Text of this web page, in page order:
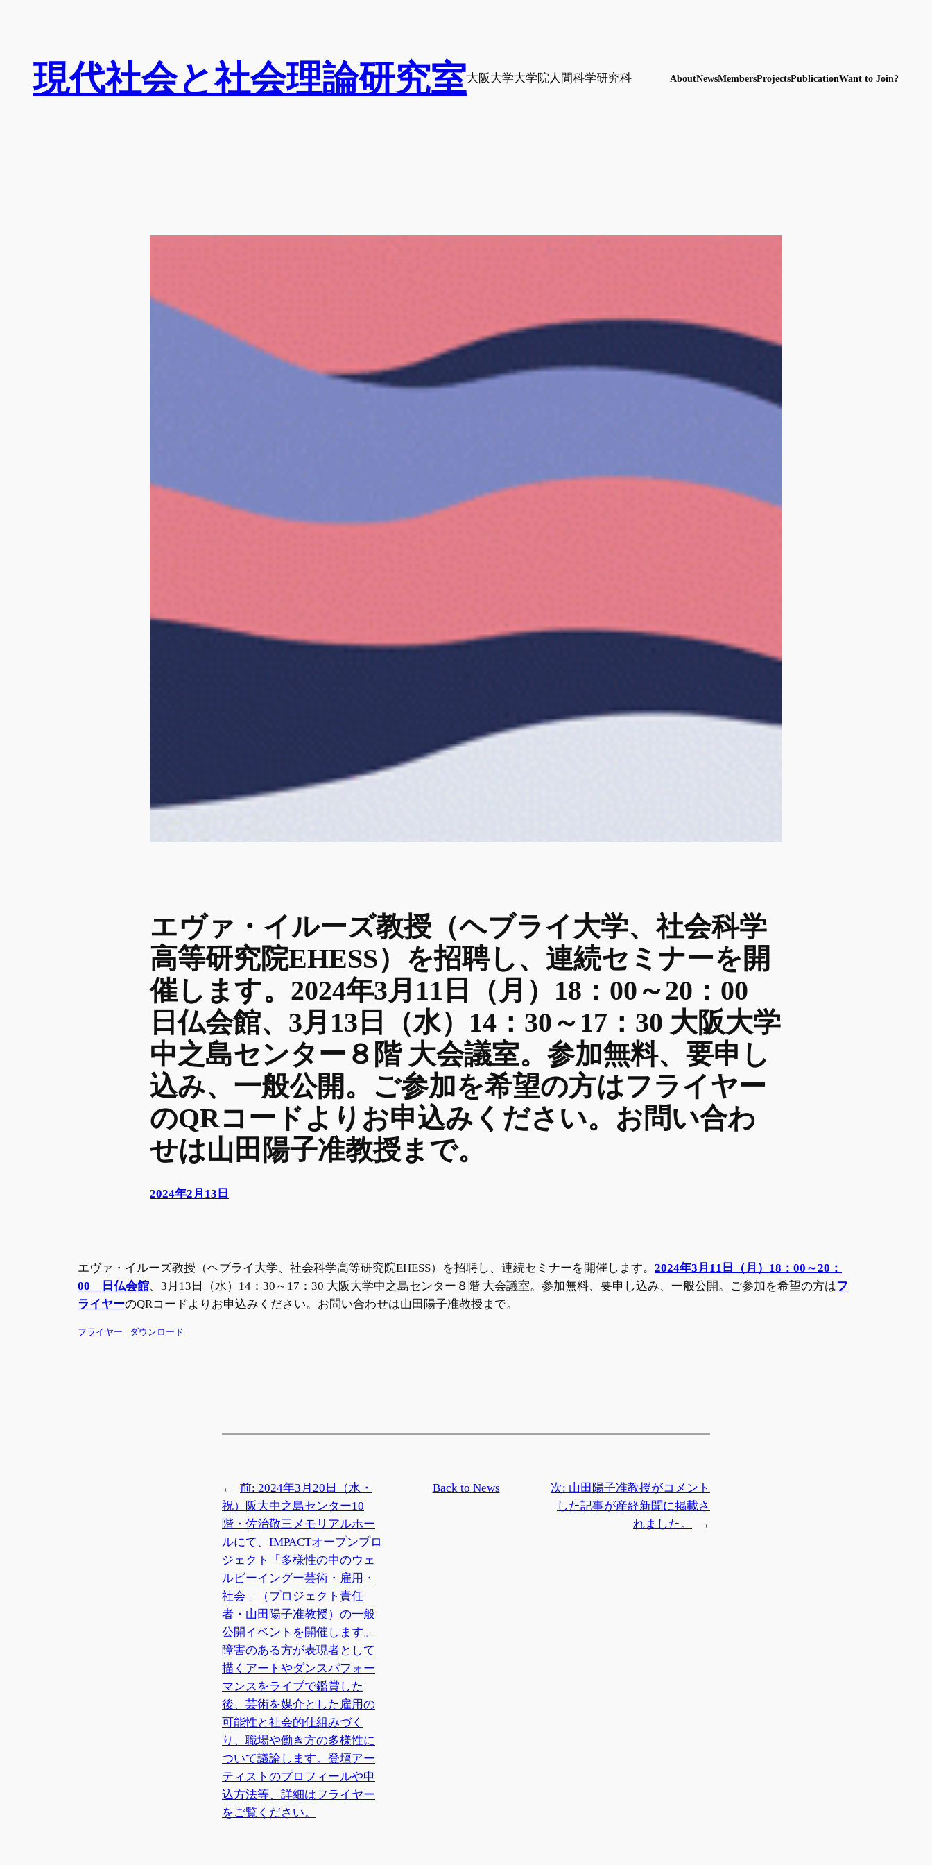
現代社会と社会理論研究室大阪大学大学院人間科学研究科 AboutNewsMembersProjectsPublicationWant to Join?
エヴァ・イルーズ教授（ヘブライ大学、社会科学
高等研究院EHESS）を招聘し、連続セミナーを開
催します。2024年3月11日（月）18：00～20：00
日仏会館、3月13日（水）14：30～17：30 大阪大学
中之島センター８階 大会議室。参加無料、要申し
込み、一般公開。ご参加を希望の方はフライヤー
のQRコードよりお申込みください。お問い合わ
せは山田陽子准教授まで。
2024年2月13日
エヴァ・イルーズ教授（ヘブライ大学、社会科学高等研究院EHESS）を招聘し、連続セミナーを開催します。 2024年3月11日（月）18：00～20：
00 日仏会館、3月13日（水）14：30～17：30 大阪大学中之島センター８階 大会議室。参加無料、要申し込み、一般公開。ご参加を希望の方はフ
ライヤーのQRコードよりお申込みください。お問い合わせは山田陽子准教授まで。
フライヤー ダウンロード
← 前: 2024年3月20日（水・
祝）阪大中之島センター10
階・佐治敬三メモリアルホー
ルにて、IMPACTオープンプロ
ジェクト「多様性の中のウェ
ルビーイングー芸術・雇用・
社会」（プロジェクト責任
者・山田陽子准教授）の一般
公開イベントを開催します。
障害のある方が表現者として
描くアートやダンスパフォー
マンスをライブで鑑賞した
後、芸術を媒介とした雇用の
可能性と社会的仕組みづく
り、職場や働き方の多様性に
ついて議論します。登壇アー
ティストのプロフィールや申
込方法等、詳細はフライヤー
をご覧ください。
Back to News 次: 山田陽子准教授がコメント
した記事が産経新聞に掲載さ
れました。
→